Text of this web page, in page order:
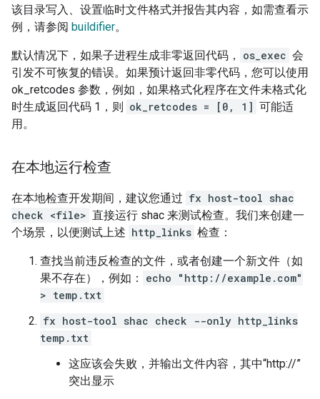
该目录写入、设置临时文件格式并报告其内容，如需查看示
例，请参阅 buildifier。
默认情况下，如果子进程生成非零返回代码， os_exec 会
引发不可恢复的错误。如果预计返回非零代码，您可以使用
ok_retcodes 参数，例如，如果格式化程序在文件未格式化
时生成返回代码 1，则 ok_retcodes = [0, 1] 可能适
用。
在本地运行检查
在本地检查开发期间，建议您通过 fx host-tool shac
check <file> 直接运行 shac 来测试检查。我们来创建一
个场景，以便测试上述 http_links 检查：
查找当前违反检查的文件，或者创建一个新文件（如
果不存在），例如：
echo "http://example.com"
> temp.txt
fx host-tool shac check --only http_links
temp.txt
这应该会失败，并输出文件内容，其中“http://”
突出显示